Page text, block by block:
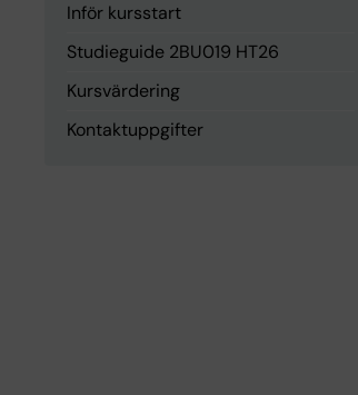
Inför kursstart
Studieguide 2BU019 HT26
Kursvärdering
Kontaktuppgifter